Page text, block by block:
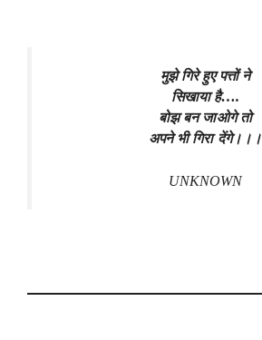
मुझे गिरे हुए पत्तों ने
सिखाया है….
बोझ बन जाओगे तो
अपने भी गिरा देंगे।।।
UNKNOWN